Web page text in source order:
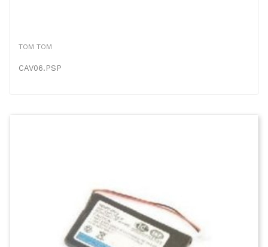
TOM TOM
CAV06.PSP